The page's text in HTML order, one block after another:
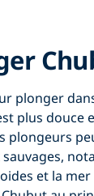
plonger
plus douce
plongeurs
et la